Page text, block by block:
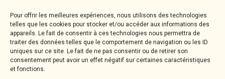
Pour offrir les meilleures expériences, nous utilisons des technologies
telles que les cookies pour stocker et/ou accéder aux informations des
appareils. Le fait de consentir à ces technologies nous permettra de
traiter des données telles que le comportement de navigation ou les ID
uniques sur ce site. Le fait de ne pas consentir ou de retirer son
consentement peut avoir un effet négatif sur certaines caractéristiques
et fonctions.
SUIVEZ NOUS